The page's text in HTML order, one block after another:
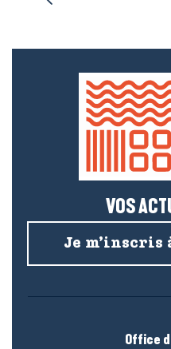
VOS
Je m’inscris
Office